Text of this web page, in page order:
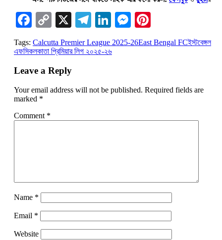
Facebook
Copy
Link
X Telegram
LinkedIn
Messenger
Tags: Calcutta Premier League 2025-26East Bengal FCইস্টবেঙ্গল
এফসিকলকাতা প্রিমিয়ার লিগ ২০২৫-২৬
Leave a Reply
Your email address will not be published. Required fields are
marked *
Comment *
Name *
Email *
Website